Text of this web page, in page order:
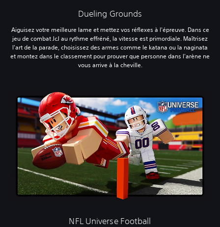
Dueling Grounds
Aiguisez votre meilleure lame et mettez vos réflexes à l'épreuve. Dans ce
jeu de combat JcJ au rythme effréné, la vitesse est primordiale. Maîtrisez
l'art de la parade, choisissez des armes comme le katana ou la naginata
et montez dans le classement pour prouver que personne dans l'arène ne
vous arrive à la cheville.
NFL Universe Football